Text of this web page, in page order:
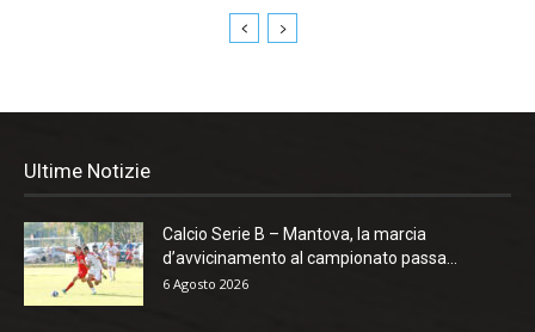
Ultime Notizie
Calcio Serie B – Mantova, la marcia
d’avvicinamento al campionato passa...
6 Agosto 2026